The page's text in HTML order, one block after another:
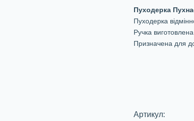
Пуходерка
Пуходерка
Ручка
Призначена для
Артикул: